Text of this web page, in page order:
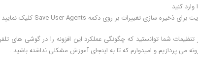
وارد کنید
شما توانستید که چگونگی عملکرد این افزونه را در گوشی های
می پردازیم و امیدوارم که تا به اینجای آموزش مشکلی نداشته باشید .